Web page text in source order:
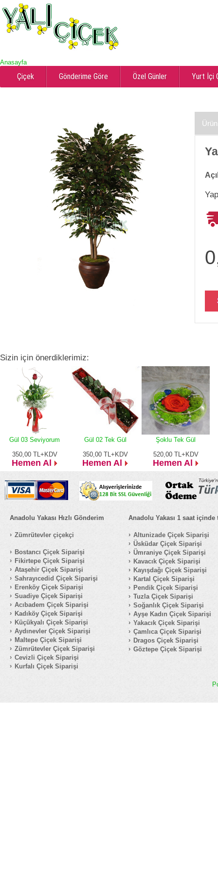
Anasayfa
Çiçek Gönderime Göre Özel Günler Yurt İçi
Sizin için önerdiklerimiz:
Gül 03 Seviyorum
350,00 TL+KDV
Hemen Al
Gül 02 Tek Gül
350,00 TL+KDV
Hemen Al
Şoklu Tek Gül
520,00 TL+KDV
Hemen Al
Anadolu Yakası Hızlı Gönderim
Zümrütevler çiçekçi
Bostancı Çiçek Siparişi
Fikirtepe Çiçek Siparişi
Ataşehir Çiçek Siparişi
Sahrayıcedid Çiçek Siparişi
Erenköy Çiçek Siparişi
Suadiye Çiçek Siparişi
Acıbadem Çiçek Siparişi
Kadıköy Çiçek Siparişi
Küçükyalı Çiçek Siparişi
Aydınevler Çiçek Siparişi
Maltepe Çiçek Siparişi
Zümrütevler Çiçek Siparişi
Cevizli Çiçek Siparişi
Kurfalı Çiçek Siparişi
Anadolu Yakası 1 saat içinde
Altunizade Çiçek Siparişi
Üsküdar Çiçek Siparişi
Ümraniye Çiçek Siparişi
Kavacık Çiçek Siparişi
Kayışdağı Çiçek Siparişi
Kartal Çiçek Siparişi
Pendik Çiçek Siparişi
Tuzla Çiçek Siparişi
Soğanlık Çiçek Siparişi
Ayşe Kadın Çiçek Siparişi
Yakacık Çiçek Siparişi
Çamlıca Çiçek Siparişi
Dragos Çiçek Siparişi
Göztepe Çiçek Siparişi